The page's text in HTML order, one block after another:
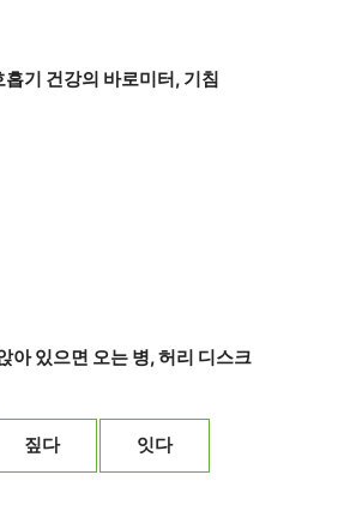
흡기 건강의 바로미터, 기침
아 있으면 오는 병, 허리 디스크
짚다 잇다